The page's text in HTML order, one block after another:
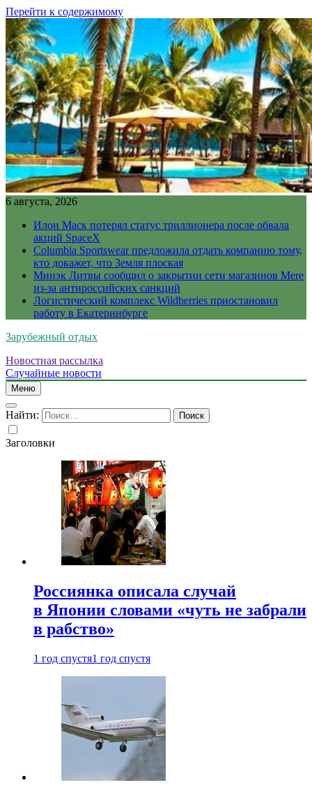
Перейти к содержимому
6 августа, 2026
Илон Маск потерял статус триллионера после обвала
акций SpaceX
Columbia Sportswear предложила отдать компанию тому,
кто докажет, что Земля плоская
Минэк Литвы сообщил о закрытии сети магазинов Mere
из-за антироссийских санкций
Логистический комплекс Wildberries приостановил
работу в Екатеринбурге
Зарубежный отдых
Новостная рассылка
Случайные новости
Меню
Найти:
Заголовки
Россиянка описала случай
в Японии словами «чуть не забрали
в рабство»
1 год спустя1 год спустя